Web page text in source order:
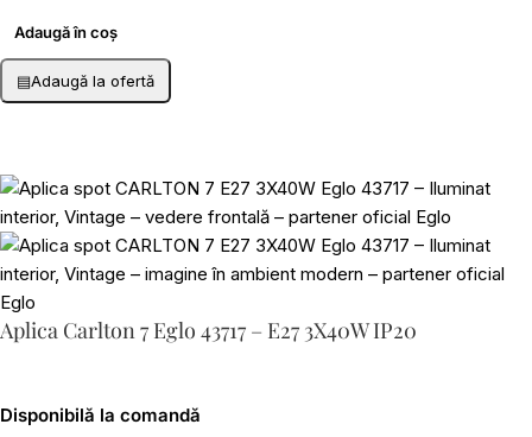
Adaugă în coș
▤Adaugă la ofertă
Aplica Carlton 7 Eglo 43717 – E27 3X40W IP20
Disponibilă la comandă